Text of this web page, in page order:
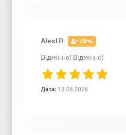
AlexLD Гість
Відмінно! Відмінно!
Дата: 19.06.2026